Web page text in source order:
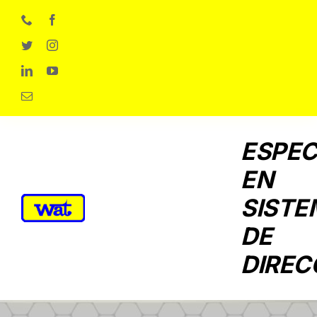
content
EN
DE